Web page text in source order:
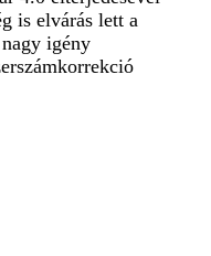
is elvárás lett a
igény